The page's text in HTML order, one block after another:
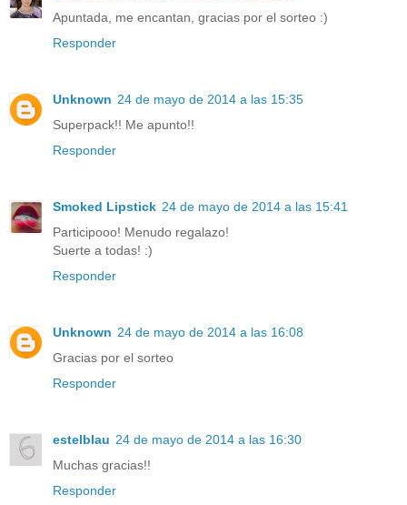
Apuntada, me encantan, gracias por el sorteo :)
Responder
Unknown 24 de mayo de 2014 a las 15:35
Superpack!! Me apunto!!
Responder
Smoked Lipstick 24 de mayo de 2014 a las 15:41
Participooo! Menudo regalazo!
Suerte a todas! :)
Responder
Unknown 24 de mayo de 2014 a las 16:08
Gracias por el sorteo
Responder
estelblau 24 de mayo de 2014 a las 16:30
Muchas gracias!!
Responder